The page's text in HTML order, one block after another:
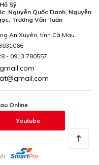
Sỹ
Nguyễn Quốc Danh, Nguyễn
Trương Văn Tuấn
An Xuyên, tỉnh Cà Mau.
- 0913.780557
Online
Youtube